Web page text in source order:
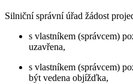
Silniční správní úřad žádost
s vlastníkem (správcem)
uzavřena,
s vlastníkem (správcem)
být vedena objížďka,